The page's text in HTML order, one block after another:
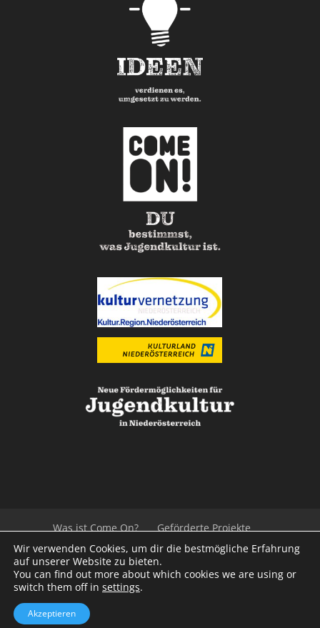
Was ist Come On?
Geförderte Projekte
Der Beirat
Impressum/Datenschutz
Links
Presse
© 2020Kulturvernetzung Niederösterreich
Wir verwenden Cookies, um dir die bestmögliche Erfahrung
auf unserer Website zu bieten.
You can find out more about which cookies we are using or
switch them off in settings.
Akzeptieren